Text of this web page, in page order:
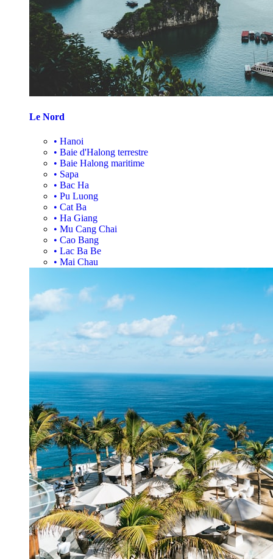
Le Nord
• Hanoi
• Baie d'Halong terrestre
• Baie Halong maritime
• Sapa
• Bac Ha
• Pu Luong
• Cat Ba
• Ha Giang
• Mu Cang Chai
• Cao Bang
• Lac Ba Be
• Mai Chau